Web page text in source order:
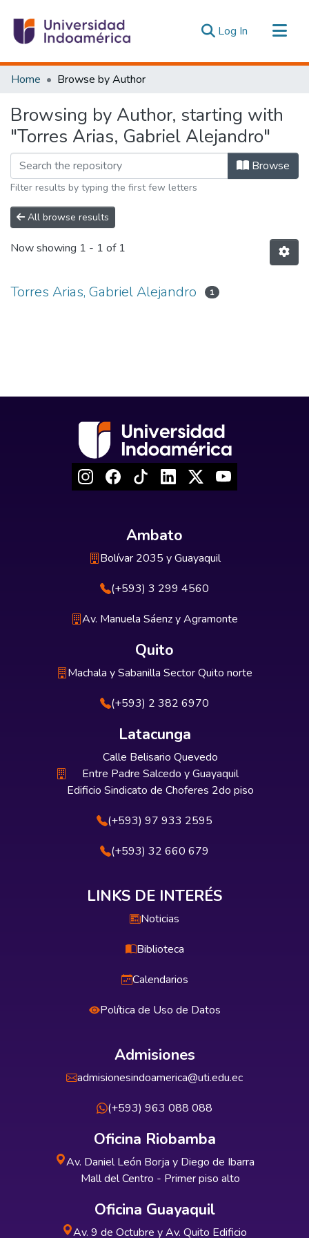
Log In (current)
Communities & Collections
Estadísticas Externas
Home Browse by Author
Browsing by Author, starting with
"Torres Arias, Gabriel Alejandro"
Browse
Filter results by typing the first few letters
All browse results
Now showing 1 - 1 of 1
Torres Arias, Gabriel Alejandro 1
Ambato
Bolívar 2035 y Guayaquil
(+593) 3 299 4560
Av. Manuela Sáenz y Agramonte
Quito
Machala y Sabanilla Sector Quito norte
(+593) 2 382 6970
Latacunga
Calle Belisario Quevedo
Entre Padre Salcedo y Guayaquil
Edificio Sindicato de Choferes 2do piso
(+593) 97 933 2595
(+593) 32 660 679
LINKS DE INTERÉS
Noticias
Biblioteca
Calendarios
Política de Uso de Datos
Admisiones
admisionesindoamerica@uti.edu.ec
(+593) 963 088 088
Oficina Riobamba
Av. Daniel León Borja y Diego de Ibarra
Mall del Centro - Primer piso alto
Oficina Guayaquil
Av. 9 de Octubre y Av. Quito Edificio